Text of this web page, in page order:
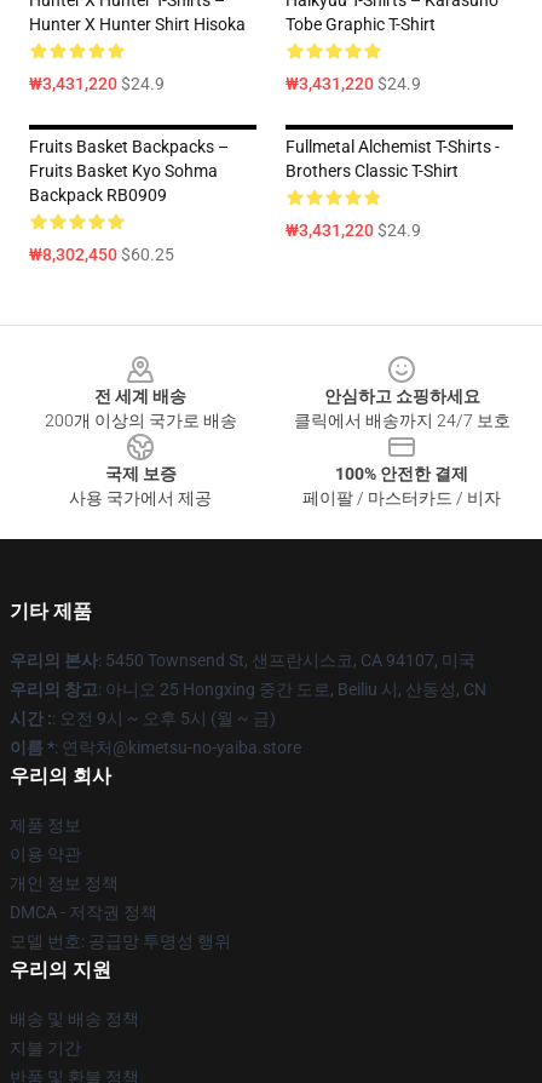
Hunter X Hunter Shirt Hisoka
₩3,431,220$24.9
Tobe Graphic T-Shirt
₩3,431,220$24.9
Fruits Basket Backpacks –
Fruits Basket Kyo Sohma
Backpack RB0909
₩8,302,450$60.25
Fullmetal Alchemist T-Shirts -
Brothers Classic T-Shirt
₩3,431,220$24.9
전 세계 배송
200개 이상의 국가로 배송
안심하고 쇼핑하세요
클릭에서 배송까지 24/7 보호
국제 보증
사용 국가에서 제공
100% 안전한 결제
페이팔 / 마스터카드 / 비자
기타 제품
우리의 본사: 5450 Townsend St, 샌프란시스코, CA 94107, 미국
우리의 창고: 아니오 25 Hongxing 중간 도로, Beiliu 시, 산동성, CN
시간 :: 오전 9시 ~ 오후 5시 (월 ~ 금)
이름 *: 연락처@kimetsu-no-yaiba.store
우리의 회사
제품 정보
이용 약관
개인 정보 정책
DMCA - 저작권 정책
모델 번호: 공급망 투명성 행위
우리의 지원
배송 및 배송 정책
지불 기간
반품 및 환불 정책